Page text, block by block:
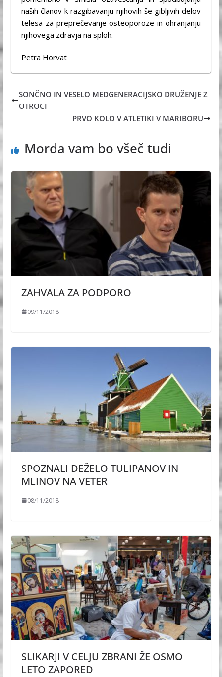
naših članov k razgibavanju njihovih še gibljivih delov
telesa za preprečevanje osteoporoze in ohranjanju
njihovega zdravja na sploh.
Petra Horvat
SONČNO IN VESELO MEDGENERACIJSKO DRUŽENJE Z
OTROCI
PRVO KOLO V ATLETIKI V MARIBORU
Morda vam bo všeč tudi
ZAHVALA ZA PODPORO
09/11/2018
SPOZNALI DEŽELO TULIPANOV IN
MLINOV NA VETER
08/11/2018
SLIKARJI V CELJU ZBRANI ŽE OSMO
LETO ZAPORED